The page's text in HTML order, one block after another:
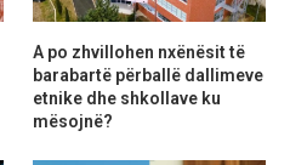
A po zhvillohen nxënësit të
barabartë përballë dallimeve
etnike dhe shkollave ku
mësojnë?